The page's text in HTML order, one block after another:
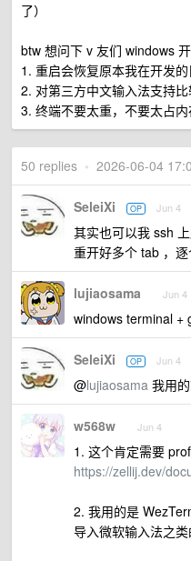
了）
btw 想问下 v 友们 windows
1. 重启会恢复原本我在开发
2. 对第三方中文输入法支持
3. 终端不要太重，不要太占
50 replies • 2026-06-04
SeleiXi OP Jun 4
其实也可以我 ssh
重开好多个 tab ，
lujiaosama Jun 4
windows terminal +
SeleiXi OP Jun 4
@lujiaosama 我用
w568w Jun 4
1. 这个肯定需要
https://zellij.dev/
2. 我用的是
导入微软输入法之类